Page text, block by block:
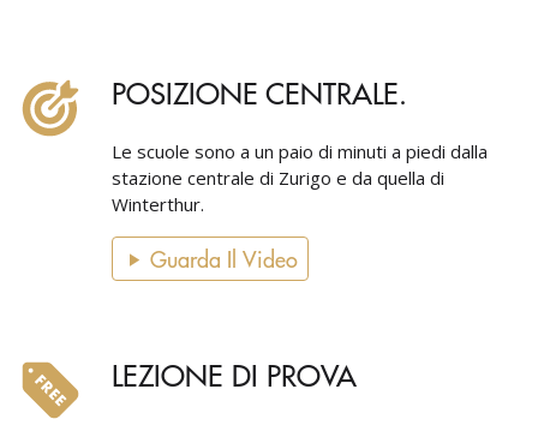
POSIZIONE CENTRALE.
Le scuole sono a un paio di minuti a piedi dalla
stazione centrale di Zurigo e da quella di
Winterthur.
Guarda Il Video
LEZIONE DI PROVA